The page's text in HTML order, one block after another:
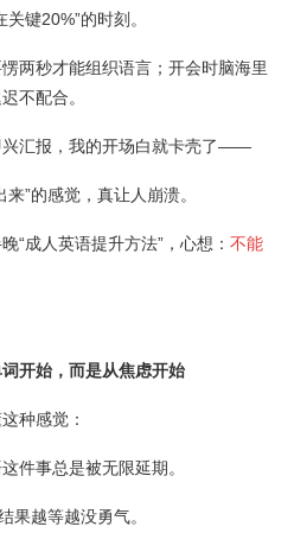
键20%”的时刻。
两秒才能组织语言；开会时脑海里
不配合。
兴汇报，我的开场白就卡壳了——
”的感觉，真让人崩溃。
“成人英语提升方法”，心想： 不能
开始，而是从焦虑开始
种感觉：
件事总是被无限延期。
果越等越没勇气。